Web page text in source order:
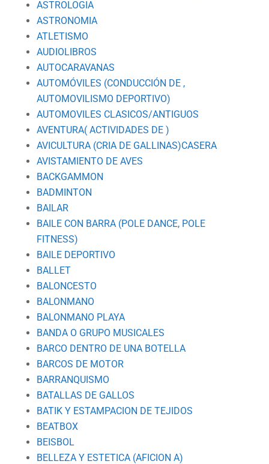
ASTROLOGIA
ASTRONOMIA
ATLETISMO
AUDIOLIBROS
AUTOCARAVANAS
AUTOMÓVILES (CONDUCCIÓN DE ,
AUTOMOVILISMO DEPORTIVO)
AUTOMOVILES CLASICOS/ANTIGUOS
AVENTURA( ACTIVIDADES DE )
AVICULTURA (CRIA DE GALLINAS)CASERA
AVISTAMIENTO DE AVES
BACKGAMMON
BADMINTON
BAILAR
BAILE CON BARRA (POLE DANCE, POLE
FITNESS)
BAILE DEPORTIVO
BALLET
BALONCESTO
BALONMANO
BALONMANO PLAYA
BANDA O GRUPO MUSICALES
BARCO DENTRO DE UNA BOTELLA
BARCOS DE MOTOR
BARRANQUISMO
BATALLAS DE GALLOS
BATIK Y ESTAMPACION DE TEJIDOS
BEATBOX
BEISBOL
BELLEZA Y ESTETICA (AFICION A)